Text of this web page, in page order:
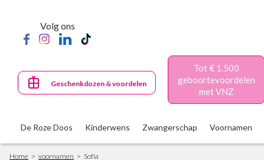
content
Volg ons
Geschenkdozen & voordelen
Tot € 1.500
geboortevoordelen
met VNZ
De Roze Doos Kinderwens Zwangerschap Voornamen
Breadcrumb
Home voornamen Sofía